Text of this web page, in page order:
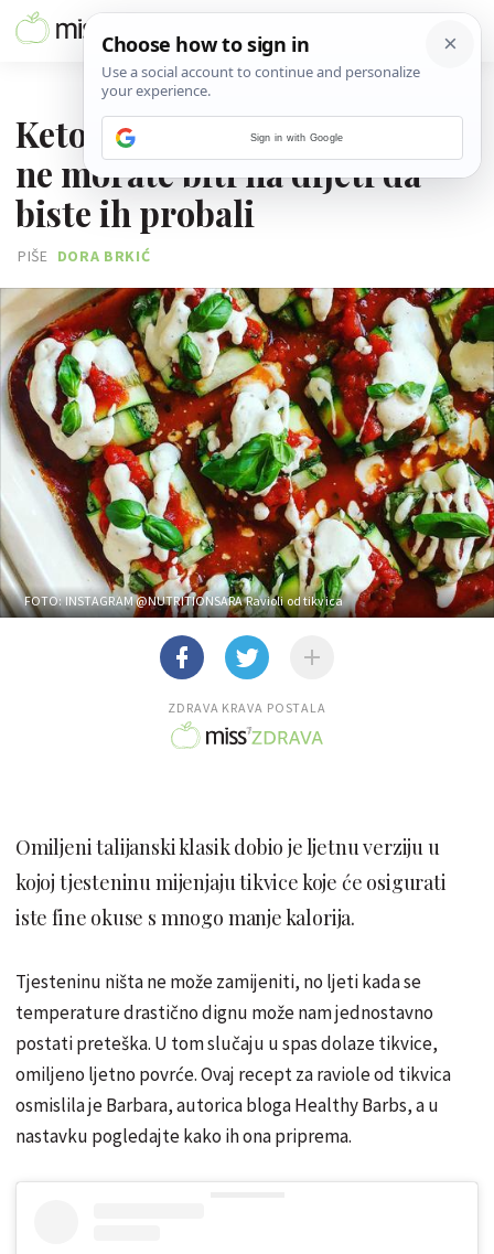
Keto ravioli od tikvica i sira -
ne morate biti na dijeti da
biste ih probali
PIŠE DORA BRKIĆ
FOTO: INSTAGRAM @NUTRITIONSARARavioli od tikvica
ZDRAVA KRAVA POSTALA
Omiljeni talijanski klasik dobio je ljetnu verziju u
kojoj tjesteninu mijenjaju tikvice koje će osigurati
iste fine okuse s mnogo manje kalorija.
Tjesteninu ništa ne može zamijeniti, no ljeti kada se
temperature drastično dignu može nam jednostavno
postati preteška. U tom slučaju u spas dolaze tikvice,
omiljeno ljetno povrće. Ovaj recept za raviole od tikvica
osmislila je Barbara, autorica bloga Healthy Barbs, a u
nastavku pogledajte kako ih ona priprema.
Sign in with Google